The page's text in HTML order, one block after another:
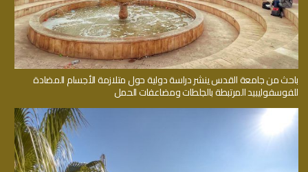
باحث من جامعة القدس ينشر دراسة دولية حول متلازمة الأجسام المضادة
للفوسفوليبيد المرتبطة بالجلطات ومضاعفات الحمل